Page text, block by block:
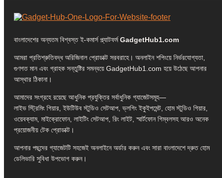
বাংলাদেশের অন্যতম বিশ্বস্ত ই-কমার্স প্ল্যাটফর্মGadgetHub1.com
আমরা প্রতিশ্রুতিবদ্ধ অরিজিনাল প্রোডাক্ট সরবরাহে। অনলাইন শপিংয়ে নির্ভরযোগ্যতা,
গুণগত মান এবং গ্রাহক সন্তুষ্টির সমন্বয়ে GadgetHub1.com হয়ে উঠেছে আপনার
আস্থার ঠিকানা।
আমাদের সংগ্রহে রয়েছে আধুনিক প্রযুক্তির সর্বাধুনিক গ্যাজেটসমূহ—
লাইভ স্ট্রিমিং গিয়ার, ইউটিউব স্টুডিও সেটআপ, ভ্লগিং ইকুইপমেন্ট, হোম স্টুডিও গিয়ার,
ওয়েবক্যাম, মাইক্রোফোন, লাইটিং সেটআপ, রিং লাইট, স্মার্টফোন গিম্বলসহ আরও অনেক
প্রয়োজনীয় টেক প্রোডাক্ট।
আপনার পছন্দের গ্যাজেটটি সহজেই অনলাইনে অর্ডার করুন এবং সারা বাংলাদেশে দ্রুত হোম
ডেলিভারি সুবিধা উপভোগ করুন।